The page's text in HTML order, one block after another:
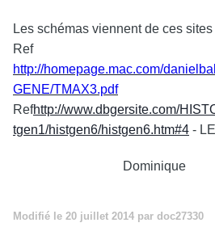
Les schémas viennent de ces sites
Ref
http://homepage.mac.com/
GENE/TMAX3.pdf
Refhttp://www.dbgersite.com/
tgen1/histgen6/histgen6.htm#4 -
Dominique
Modifié le 20 juillet 2014 par doc27330